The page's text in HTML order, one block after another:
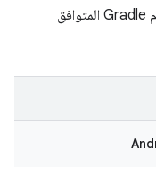
الإصدار 8.3.1 من المكوّن الإضافي لنظام Gradle المتوافق